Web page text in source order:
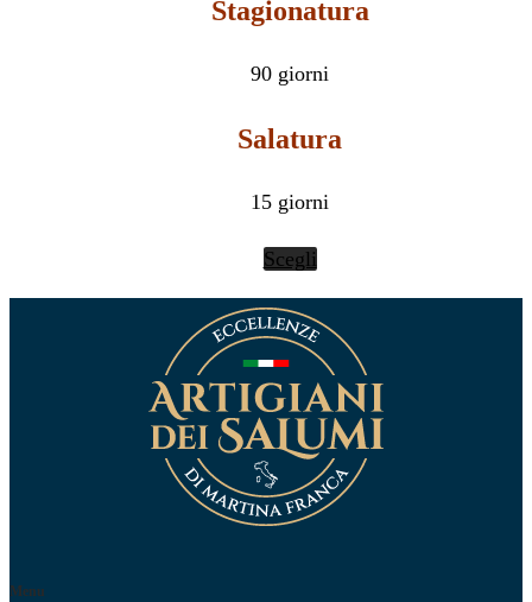
Stagionatura
90 giorni
Salatura
15 giorni
Scegli
Menu